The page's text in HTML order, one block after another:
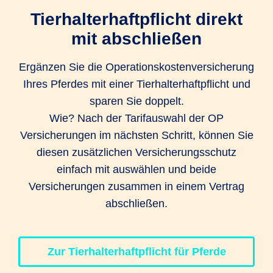
Organen und Organteilen
bis 1.500
OP zur Behandlung unfallbedingter und
akuter Sehnen-, Bänder-, Muskelrisse
und Wunden
bis 500 EUR
bis 1.500
EUR
unbegrenzt
OP zur Behandlung von akuten und
lebensbedrohlichen Verletzungen /
bis 1.500
EUR
versicherte Narkoseverfahren
Einschränkung
Einschränkung
Einschränkung
²innerhalb der versicherten
Höchstentschädigung
Tier­halter­haftpflicht direkt
mit abschließen
Ergänzen Sie die Operationskostenversicherung
Ihres Pferdes mit einer Tier­halter­haftpflicht und
sparen Sie doppelt.
Wie? Nach der Tarifauswahl der OP
Versicherungen im nächsten Schritt, können Sie
diesen zusätzlichen Versicherungsschutz
einfach mit auswählen und beide
Versicherungen zusammen in einem Vertrag
abschließen.
Zur Tierhalterhaftpflicht für Pferde